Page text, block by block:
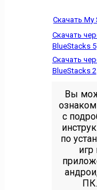
Скачать My
Скачать
BlueStacks 5
Скачать
BlueStacks 2
Вы
с
по
игр
ПК.